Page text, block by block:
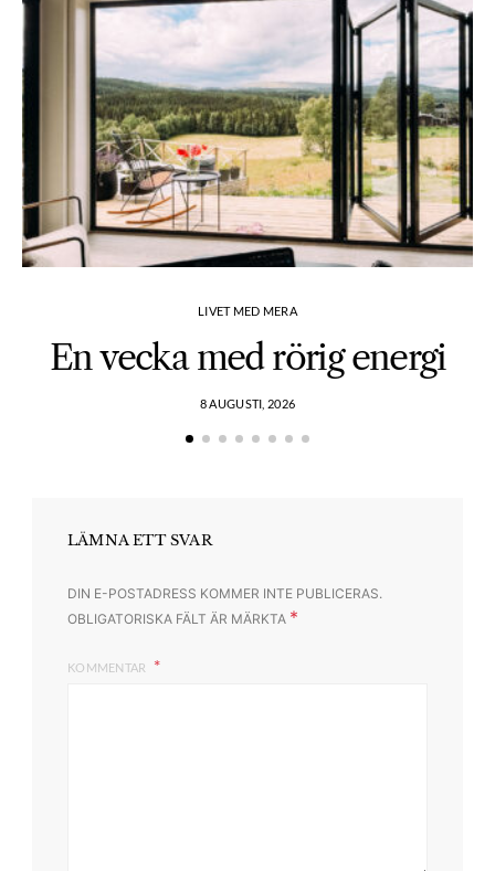
LIVET MED MERA
En vecka med rörig energi
8 AUGUSTI, 2026
LÄMNA ETT SVAR
DIN E-POSTADRESS KOMMER INTE PUBLICERAS.
OBLIGATORISKA FÄLT ÄR MÄRKTA *
KOMMENTAR